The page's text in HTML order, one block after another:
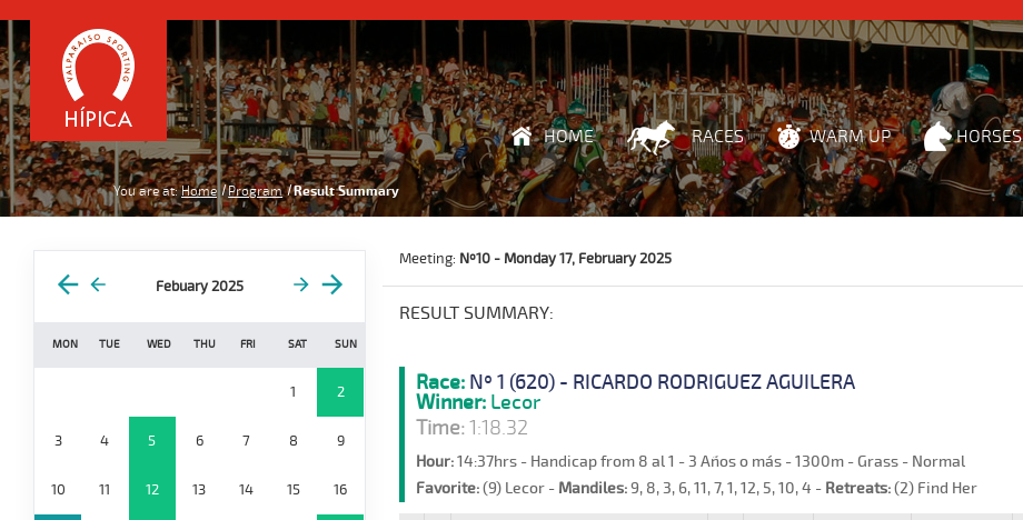
HOME RACES WARM UP HORSES
You are at: Home Program Result Summary
Febuary 2025
MON TUE WED THU FRI SAT SUN
1 2
3 4 5 6 7 8 9
10 11 12 13 14 15 16
Meeting: Nº10 - Monday 17, February 2025
RESULT SUMMARY:
Race: Nº 1 (620) - RICARDO RODRIGUEZ AGUILERA
Winner:Lecor
Time:1:18.32
Hour:14:37hrs - Handicap from 8 al 1 - 3 Años o más - 1300m - Grass - Normal
Favorite:(9) Lecor - Mandiles:9, 8, 3, 6, 11, 7, 1, 12, 5, 10, 4 - Retreats:(2) Find Her